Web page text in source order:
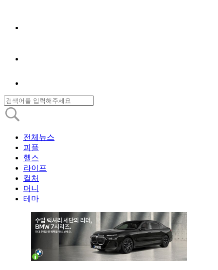
전체뉴스
피플
헬스
라이프
컬처
머니
테마